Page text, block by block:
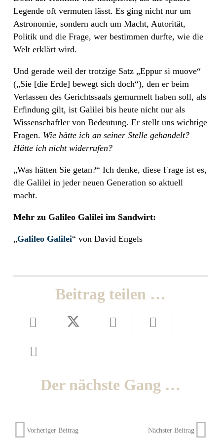
Legende oft vermuten lässt. Es ging nicht nur um
Astronomie, sondern auch um Macht, Autorität,
Politik und die Frage, wer bestimmen durfte, wie die
Welt erklärt wird.
Und gerade weil der trotzige Satz „Eppur si muove“
(„Sie [die Erde] bewegt sich doch“), den er beim
Verlassen des Gerichtssaals gemurmelt haben soll, als
Erfindung gilt, ist Galilei bis heute nicht nur als
Wissenschaftler von Bedeutung. Er stellt uns wichtige
Fragen. Wie hätte ich an seiner Stelle gehandelt?
Hätte ich nicht widerrufen?
„Was hätten Sie getan?“ Ich denke, diese Frage ist es,
die Galilei in jeder neuen Generation so aktuell
macht.
Mehr zu Galileo Galilei im Sandwirt:
„Galileo Galilei“ von David Engels
Beitrag teilen …
Der nächste Gang …
Vorheriger Beitrag Nächster Beitrag